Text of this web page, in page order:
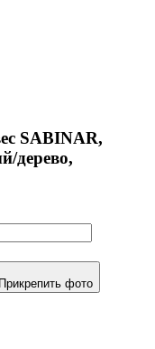
SABINAR,
дерево,
Прикрепить фото